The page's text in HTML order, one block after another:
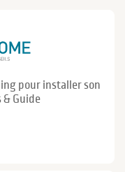
pour installer son
& Guide